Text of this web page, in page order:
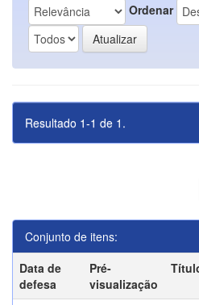
Ordenar
Resultado 1-1 de 1.
Conjunto de itens:
Data de
defesa
Pré-
visualização